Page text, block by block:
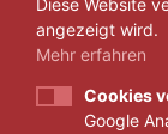
« 1 ...
angezeigt wird.
Mehr erfahren
Cookies
Google